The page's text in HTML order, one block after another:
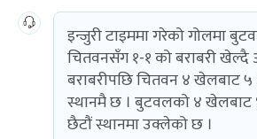
इन्जुरी टाइममा गरेको गोलमा
चितवनसँग १-१ को बराबरी
बराबरीपछि चितवन ४ खेलबाट
स्थानमै छ । बुटवलको ४
छैटौं स्थानमा उक्लेको छ ।